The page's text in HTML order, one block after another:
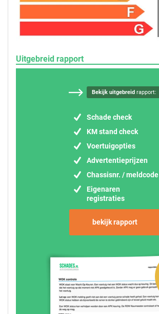
Uitgebreid rapport
Bekijk uitgebreidrapport:
Schade check
KM stand check
Voertuigopties
Advertentieprijzen
Chassisnr. / meldcode
Eigenaren
registraties
bekijk rapport